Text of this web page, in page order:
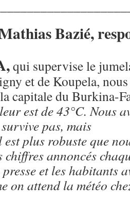
Bazié,
qui supervise le
et de Koupela,
capitale du Burkina-
est de 43°C. Nous
pas, mais
plus robuste que
chiffres annoncés
et les habitants
on attend la météo